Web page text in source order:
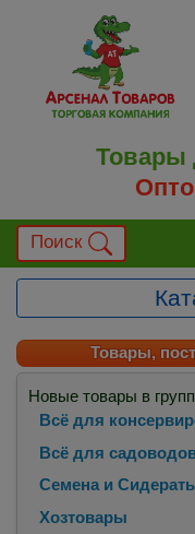
Товары
Поиск
Товары,
Новые товары в
Всё для
Всё для
Семена и
Хозтовары